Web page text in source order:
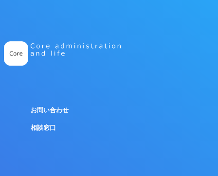
お問い合わせ
相談窓口